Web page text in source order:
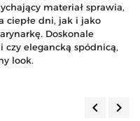
materiał sprawia,
ciepłe dni, jak i jako
Doskonale
czy elegancką spódnicą,
look.
keyboard_arrow_left keyboard_arrow_right